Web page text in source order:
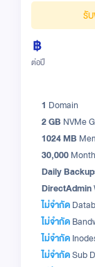
รั
ต่อปี
1 Domain
2 GB NVMe
1024 MB
30,000
Daily
DirectAdmin
ไม่จำกัด
ไม่จำกัด
ไม่จำกัด
ไม่จำกัดSub